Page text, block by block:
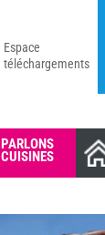
Espace
téléchargements
PARLONS
CUISINES